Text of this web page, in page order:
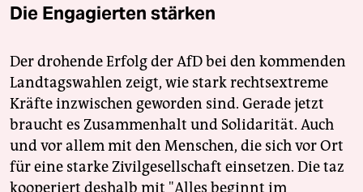
Die Engagierten stärken
Der drohende Erfolg der AfD bei den kommenden
Landtagswahlen zeigt, wie stark rechtsextreme
Kräfte inzwischen geworden sind. Gerade jetzt
braucht es Zusammenhalt und Solidarität. Auch
und vor allem mit den Menschen, die sich vor Ort
für eine starke Zivilgesellschaft einsetzen. Die taz
kooperiert deshalb mit "Alles beginnt im